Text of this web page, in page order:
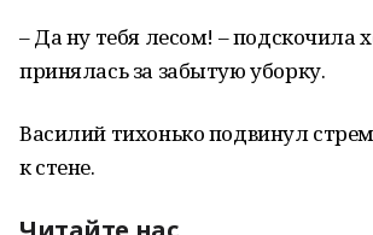
– Да ну тебя лесом! – подскочила
принялась за забытую уборку.
Василий тихонько подвинул
к стене.